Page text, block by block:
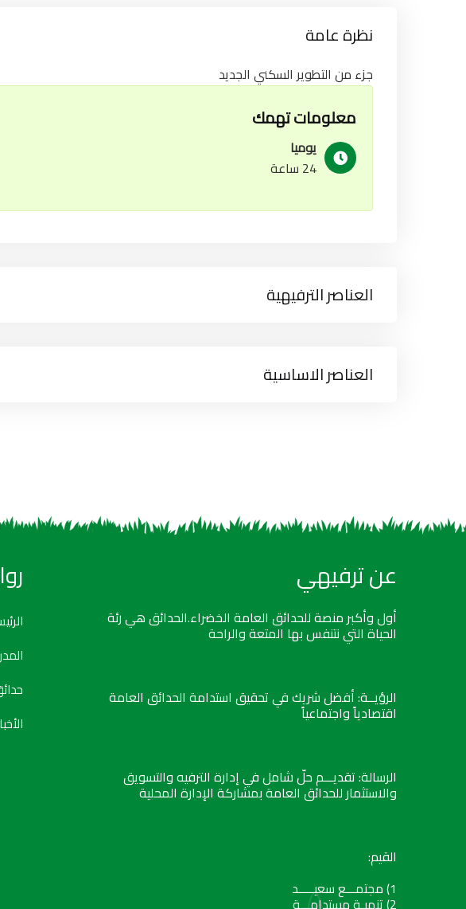
نظرة عامة
جزء من التطوير السكني الجديد
معلومات تهمك
يوميا
24 ساعة
العناصر الترفيهية
العناصر الاساسية
عن ترفيهي
أول وأكبر منصة للحدائق العامة الخضراء.الحدائق هي رئة
الحياة التي نتنفس بها المتعة والراحة
الرؤيــة: أفضل شريك في تحقيق استدامة الحدائق العامة
اقتصادياً واجتماعياً
الرسالة: تقديـــم حلّ شامل في إدارة الترفيه والتسويق
والاستثمار للحدائق العامة بمشاركة الإدارة المحلية
القيم:
1) مجتمـــع سعيـــــد